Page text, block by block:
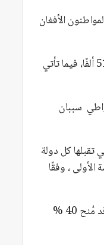
الأفغان
من ناحية أخرى، تحتل تركيا المرتبة الثالثة بـ 55 ألف طلب، وتأتي فنزويلا في المرتبة الرابعة بـ51 ألفًا، فيما تأتي
سببان
تقبلها كل دولة
الأولى ، وفقًا
الجدير بالذكر، أنه قد وصل أكثر من 600 ألف طلب لجوء إلى الاتحاد الأوروبي في عام 2021، وقد مُنح 40 %